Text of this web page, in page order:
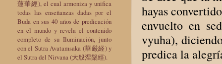
hayas
envuelto en
vyuha),
predica la
蓮華經), el cual armoniza y unifica
todas las enseñanzas dadas por el
Buda en sus 40 años de predicación
en el mundo y revela el contenido
completo de su Iluminación, junto
con el Sutra Avatamsaka (華厳経) y
el Sutra del Nirvana (大般涅槃經).